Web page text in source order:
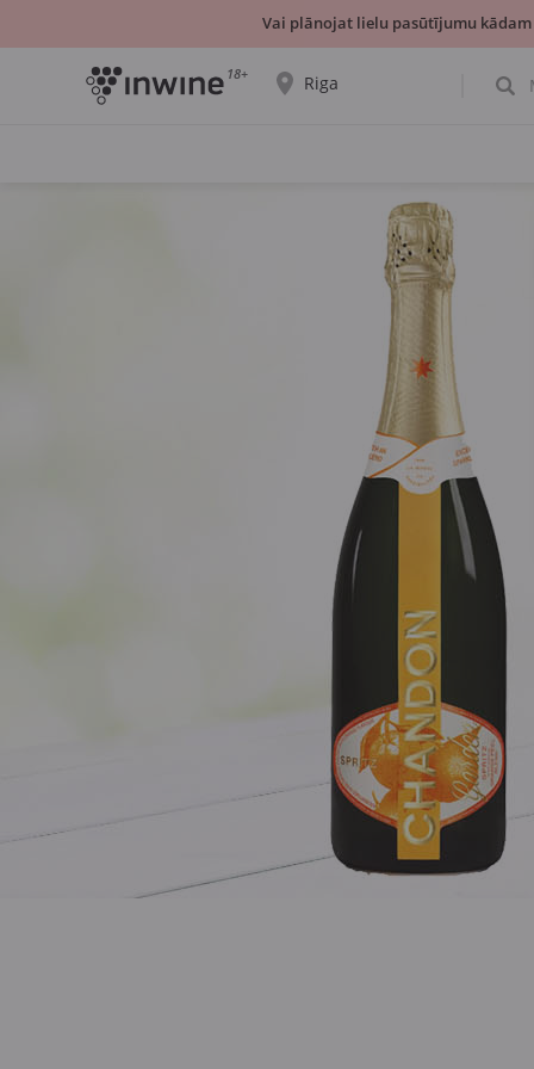
18+ Riga
IZVĒLIES CITU
Vai plānojat lielu pasūtījumu